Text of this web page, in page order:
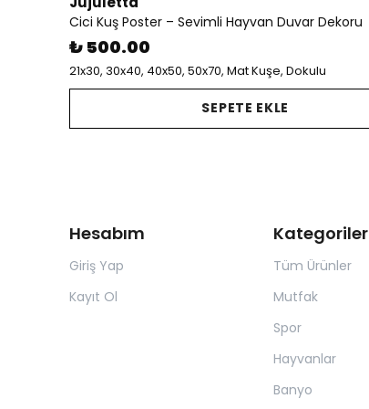
Cici Kuş Poster – Sevimli Hayvan Duvar Dekoru
₺ 500.00
21x30, 30x40, 40x50, 50x70, Mat Kuşe, Dokulu
SEPETE EKLE
Hesabım
Giriş Yap
Kayıt Ol
Kategoriler
Tüm Ürünler
Mutfak
Spor
Hayvanlar
Banyo